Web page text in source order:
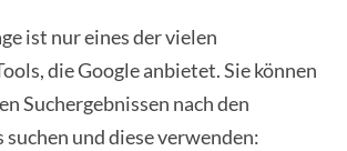
ist nur eines der vielen
die Google anbietet. Sie können
Suchergebnissen nach den
suchen und diese verwenden: